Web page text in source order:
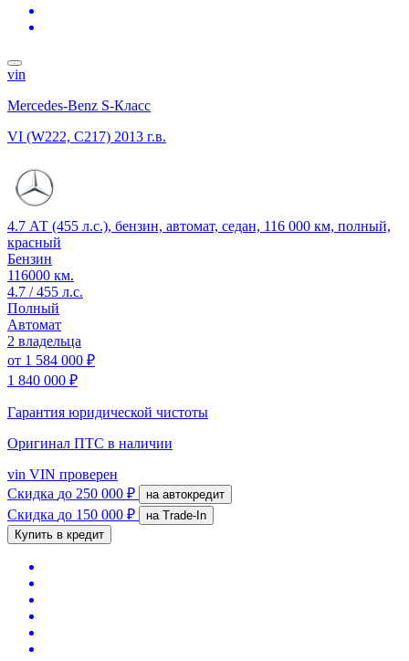
vin
Mercedes-Benz S-Класс
VI (W222, C217) 2013 г.в.
4.7 АТ (455 л.с.), бензин, автомат, седан, 116 000 км, полный,
красный
Бензин
116000 км.
4.7 / 455 л.с.
Полный
Автомат
2 владельца
от 1 584 000 ₽
1 840 000 ₽
Гарантия юридической чистоты
Оригинал ПТС в наличии
vin VIN проверен
Скидка до 250 000 ₽ на автокредит
Скидка до 150 000 ₽
на Trade-In
Купить в кредит